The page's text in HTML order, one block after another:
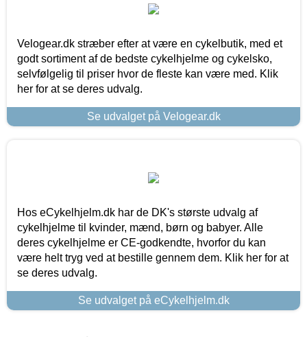
Velogear.dk stræber efter at være en cykelbutik, med et
godt sortiment af de bedste cykelhjelme og cykelsko,
selvfølgelig til priser hvor de fleste kan være med. Klik
her for at se deres udvalg.
Se udvalget på Velogear.dk
Hos eCykelhjelm.dk har de DK's største udvalg af
cykelhjelme til kvinder, mænd, børn og babyer. Alle
deres cykelhjelme er CE-godkendte, hvorfor du kan
være helt tryg ved at bestille gennem dem. Klik her for at
se deres udvalg.
Se udvalget på eCykelhjelm.dk